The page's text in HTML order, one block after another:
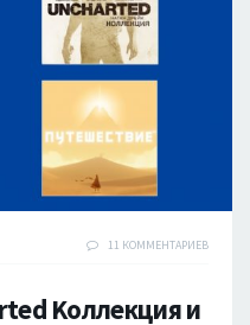
11 КОММЕНТАРИЕВ
Kоллекция и